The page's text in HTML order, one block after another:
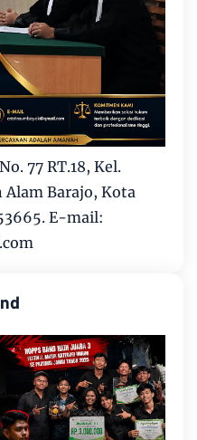
77 RT.18, Kel.
Alam Barajo, Kota
E-mail: